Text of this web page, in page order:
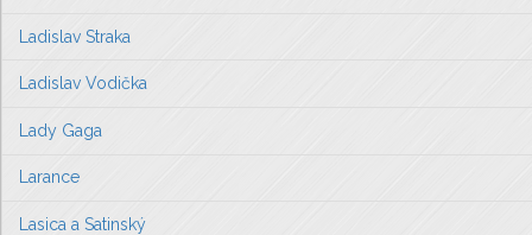
Ladislav Straka
Ladislav Vodička
Lady Gaga
Larance
Lasica a Satinský